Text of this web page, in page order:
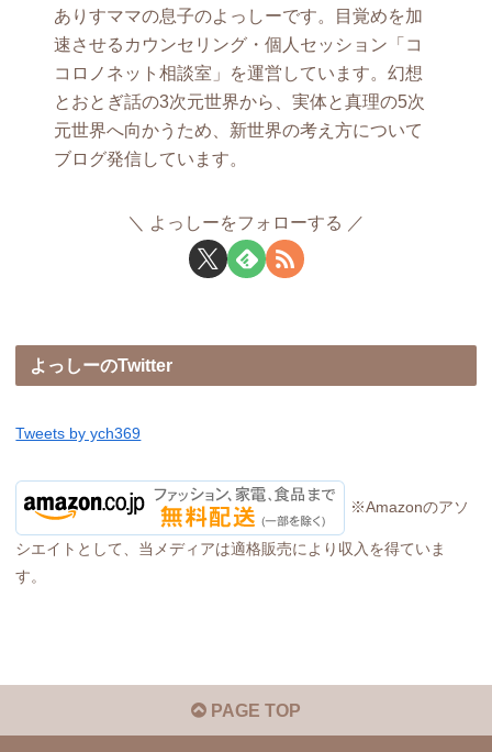
ありすママの息子のよっしーです。目覚めを加
速させるカウンセリング・個人セッション「コ
コロノネット相談室」を運営しています。幻想
とおとぎ話の3次元世界から、実体と真理の5次
元世界へ向かうため、新世界の考え方について
ブログ発信しています。
よっしーをフォローする
よっしーのTwitter
Tweets by ych369
※Amazonのアソ
シエイトとして、当メディアは適格販売により収入を得ていま
す。
PAGE TOP